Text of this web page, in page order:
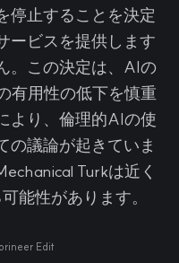
停止することを決定
ービスを提供します
。この決定は、AIの
有用性の低下を慎重
より、倫理的AIの使
の議論が起きていま
Turkは近く
能性があります。
Edit